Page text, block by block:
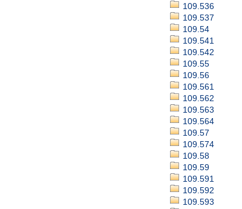
109.536
109.537
109.54
109.541
109.542
109.55
109.56
109.561
109.562
109.563
109.564
109.57
109.574
109.58
109.59
109.591
109.592
109.593